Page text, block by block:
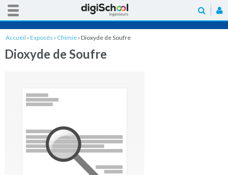
Accueil › Exposés › Chimie › Dioxyde de Soufre
Dioxyde de Soufre